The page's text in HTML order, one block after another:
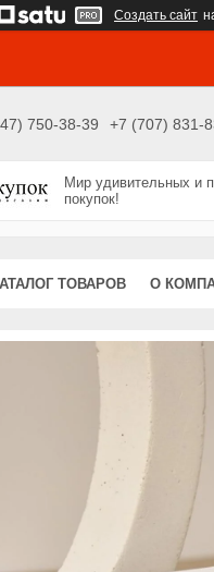
Создать сайт
750-38-39 +7 (707) 831-
Мир удивительных и
покупок!
ТОВАРОВ О